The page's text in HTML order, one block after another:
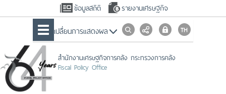
ข้อมูลสถิติ รายงานเศรษฐกิจ
เปลื่ยนการแสดงผล
สำนักงานเศรษฐกิจการคลัง กระทรวงการคลัง
Fiscal Policy Office